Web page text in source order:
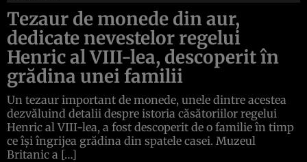
Tezaur de monede din aur,
dedicate nevestelor regelui
Henric al VIII-lea, descoperit în
grădina unei familii
Un tezaur important de monede, unele dintre acestea
dezvăluind detalii despre istoria căsătoriilor regelui
Henric al VIII-lea, a fost descoperit de o familie în timp
ce își îngrijea grădina din spatele casei. Muzeul
Britanic a […]